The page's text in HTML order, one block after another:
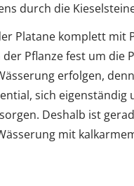
durch die
Platane komplett mit
Pflanze fest um die
erfolgen,
sich eigenständig
Deshalb ist
mit